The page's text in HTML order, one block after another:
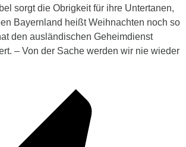
sorgt die Obrigkeit für ihre Untertanen,
Bayernland heißt Weihnachten noch so
den ausländischen Geheimdienst
– Von der Sache werden wir nie wieder